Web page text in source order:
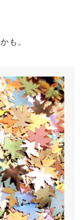
も。